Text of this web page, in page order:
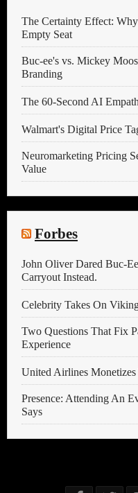
The Certainty Effect:
Empty Seat
Buc-ee's vs. Mickey
Branding
The 60-Second AI
Walmart's Digital Price
Neuromarketing Pricing
Value
Forbes
John Oliver Dared Buc-
Carryout Instead.
Celebrity Takes On
Two Questions That Fix
Experience
United Airlines
Presence: Attending An
Says